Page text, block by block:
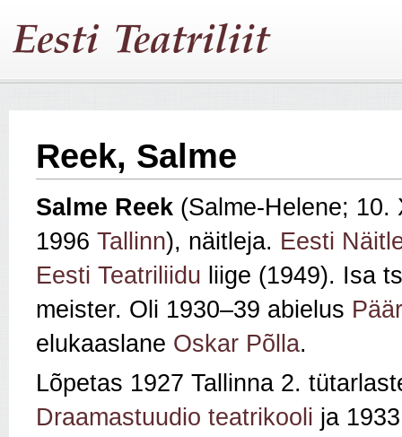
Reek, Salme
Salme Reek (Salme‑Helene;
1996 Tallinn), näitleja. Eesti
Eesti Teatriliidu liige (1949). Isa
meister. Oli 1930–39 abielus
elukaaslane Oskar Põlla.
Lõpetas 1927 Tallinna 2.
Draamastuudio teatrikooli ja